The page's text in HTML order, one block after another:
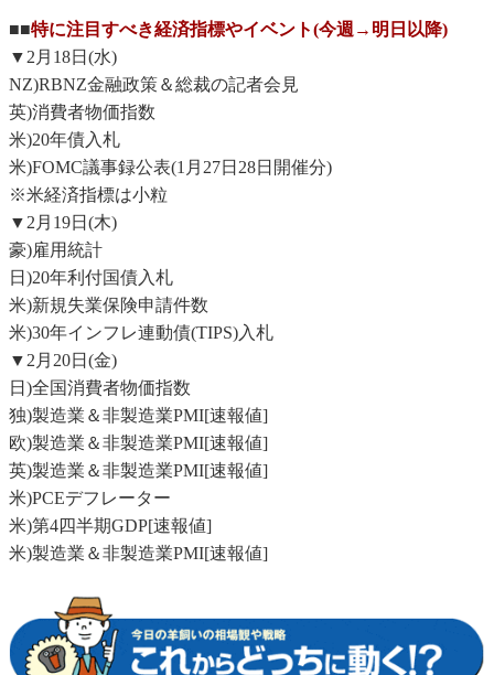
■■特に注目すべき経済指標やイベント(今週→明日以降)
▼2月18日(水)
NZ)RBNZ金融政策＆総裁の記者会見
英)消費者物価指数
米)20年債入札
米)FOMC議事録公表(1月27日28日開催分)
※米経済指標は小粒
▼2月19日(木)
豪)雇用統計
日)20年利付国債入札
米)新規失業保険申請件数
米)30年インフレ連動債(TIPS)入札
▼2月20日(金)
日)全国消費者物価指数
独)製造業＆非製造業PMI[速報値]
欧)製造業＆非製造業PMI[速報値]
英)製造業＆非製造業PMI[速報値]
米)PCEデフレーター
米)第4四半期GDP[速報値]
米)製造業＆非製造業PMI[速報値]